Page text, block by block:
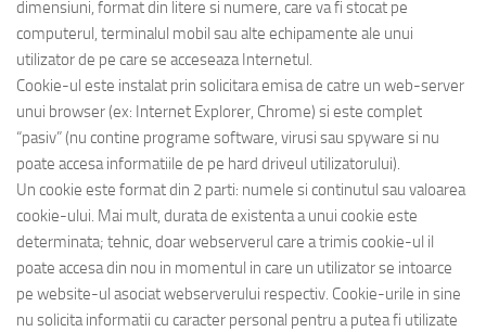
dimensiuni, format din litere si numere, care va fi stocat pe
computerul, terminalul mobil sau alte echipamente ale unui
utilizator de pe care se acceseaza Internetul.
Cookie-ul este instalat prin solicitara emisa de catre un web-server
unui browser (ex: Internet Explorer, Chrome) si este complet
“pasiv” (nu contine programe software, virusi sau spyware si nu
poate accesa informatiile de pe hard driveul utilizatorului).
Un cookie este format din 2 parti: numele si continutul sau valoarea
cookie-ului. Mai mult, durata de existenta a unui cookie este
determinata; tehnic, doar webserverul care a trimis cookie-ul il
poate accesa din nou in momentul in care un utilizator se intoarce
pe website-ul asociat webserverului respectiv. Cookie-urile in sine
nu solicita informatii cu caracter personal pentru a putea fi utilizate